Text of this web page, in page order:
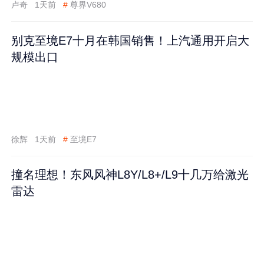
卢奇 1天前 # 尊界V680
别克至境E7十月在韩国销售！上汽通用开启大
规模出口
徐辉 1天前 # 至境E7
撞名理想！东风风神L8Y/L8+/L9十几万给激光
雷达